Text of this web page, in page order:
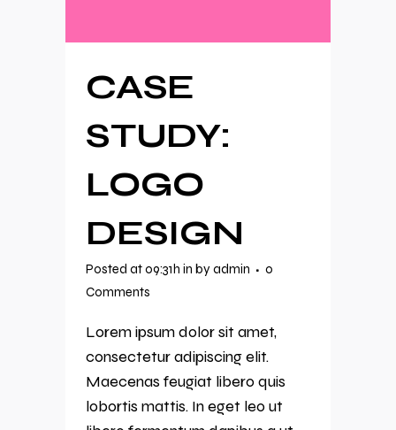
CASE
STUDY:
LOGO
DESIGN
Posted at 09:31h in byadmin
0
Comments
Lorem ipsum dolor sit amet,
consectetur adipiscing elit.
Maecenas feugiat libero quis
lobortis mattis. In eget leo ut